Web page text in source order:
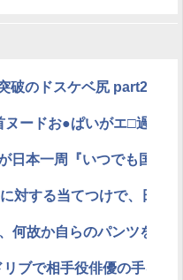
破のドスケベ尻 part2
ヌードお●ぱいがエ□過ぎ
日本一周『いつでも国家
対する当てつけで、日本
何故か自らのパンツを見
リブで相手役俳優の手を